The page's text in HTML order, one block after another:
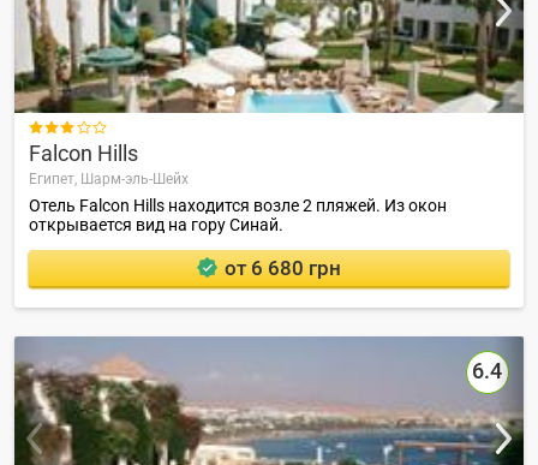

Falcon Hills
Египет, Шарм-эль-Шейх
Отель Falcon Hills находится возле 2 пляжей. Из окон
открывается вид на гору Синай.
от 6 680 грн
6.4